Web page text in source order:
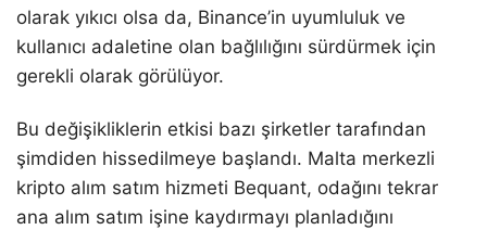
olarak yıkıcı olsa da, Binance’in uyumluluk ve
kullanıcı adaletine olan bağlılığını sürdürmek için
gerekli olarak görülüyor.
Bu değişikliklerin etkisi bazı şirketler tarafından
şimdiden hissedilmeye başlandı. Malta merkezli
kripto alım satım hizmeti Bequant, odağını tekrar
ana alım satım işine kaydırmayı planladığını